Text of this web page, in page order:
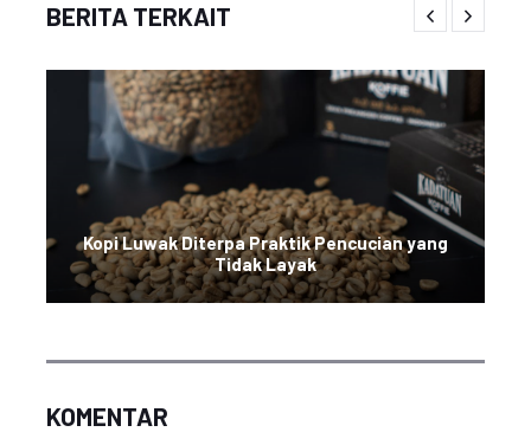
BERITA TERKAIT
Kopi Luwak Diterpa Praktik Pencucian yang
Tidak Layak
KOMENTAR